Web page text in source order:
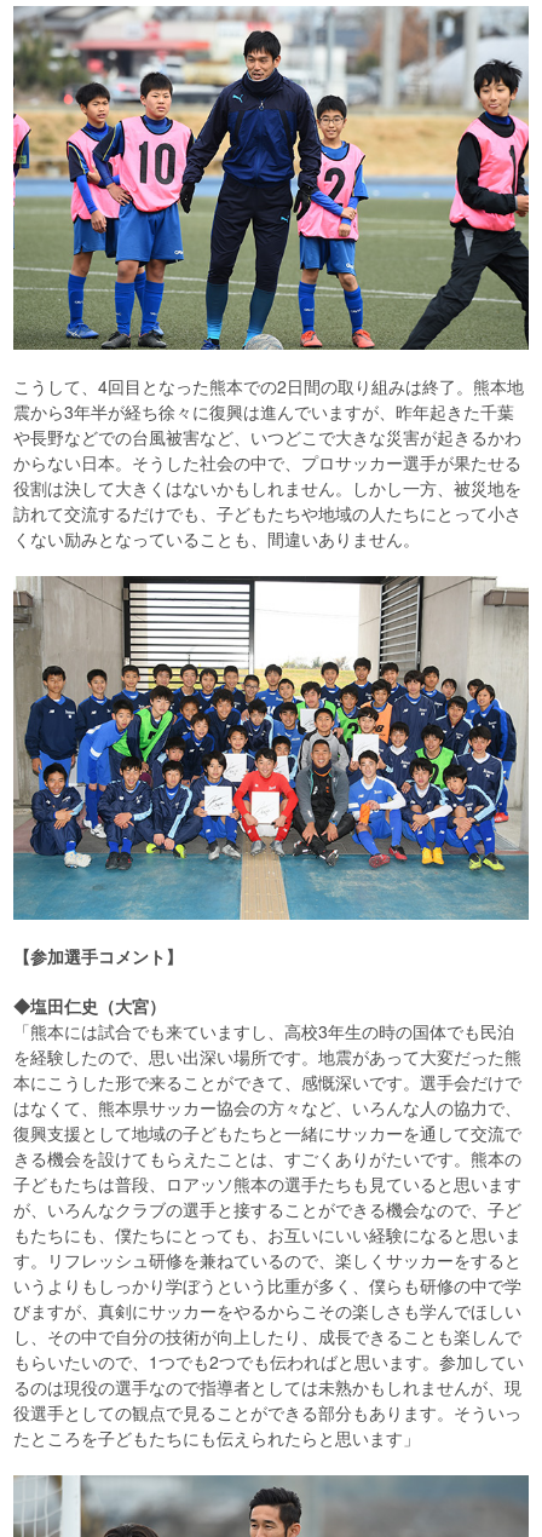
こうして、4回目となった熊本での2日間の取り組みは終了。熊本地
震から3年半が経ち徐々に復興は進んでいますが、昨年起きた千葉
や長野などでの台風被害など、いつどこで大きな災害が起きるかわ
からない日本。そうした社会の中で、プロサッカー選手が果たせる
役割は決して大きくはないかもしれません。しかし一方、被災地を
訪れて交流するだけでも、子どもたちや地域の人たちにとって小さ
くない励みとなっていることも、間違いありません。
【参加選手コメント】
◆塩田仁史（大宮）
「熊本には試合でも来ていますし、高校3年生の時の国体でも民泊
を経験したので、思い出深い場所です。地震があって大変だった熊
本にこうした形で来ることができて、感慨深いです。選手会だけで
はなくて、熊本県サッカー協会の方々など、いろんな人の協力で、
復興支援として地域の子どもたちと一緒にサッカーを通して交流で
きる機会を設けてもらえたことは、すごくありがたいです。熊本の
子どもたちは普段、ロアッソ熊本の選手たちも見ていると思います
が、いろんなクラブの選手と接することができる機会なので、子ど
もたちにも、僕たちにとっても、お互いにいい経験になると思いま
す。リフレッシュ研修を兼ねているので、楽しくサッカーをすると
いうよりもしっかり学ぼうという比重が多く、僕らも研修の中で学
びますが、真剣にサッカーをやるからこその楽しさも学んでほしい
し、その中で自分の技術が向上したり、成長できることも楽しんで
もらいたいので、1つでも2つでも伝わればと思います。参加してい
るのは現役の選手なので指導者としては未熟かもしれませんが、現
役選手としての観点で見ることができる部分もあります。そういっ
たところを子どもたちにも伝えられたらと思います」